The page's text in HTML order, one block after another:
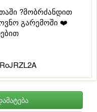
?მობრძანდით
გარემოში ❤️